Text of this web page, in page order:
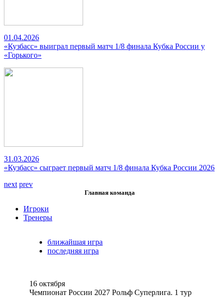
01.04.2026
«Кузбасс» выиграл первый матч 1/8 финала Кубка России у
«Горького»
31.03.2026
«Кузбасс» сыграет первый матч 1/8 финала Кубка России 2026
next prev
Главная команда
Игроки
Тренеры
ближайшая игра
последняя игра
16 октября
Чемпионат России 2027 Рольф Суперлига. 1 тур